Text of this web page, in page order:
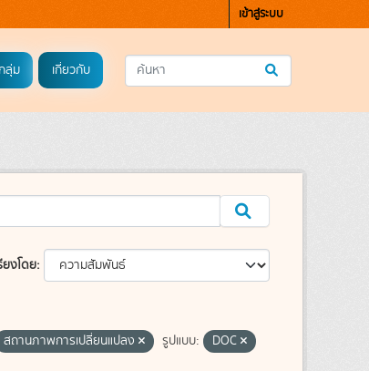
เข้าสู่ระบบ
ลุ่ม เกี่ยวกับ
ยงโดย
สถานภาพการเปลี่ยนแปลง รูปแบบ: DOC